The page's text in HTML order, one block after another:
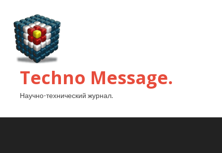
Techno Message.
Научно-технический журнал.